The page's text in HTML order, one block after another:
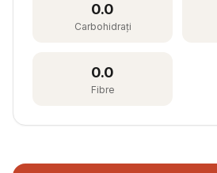
0.0
Carbohidrați
0.0
Fibre